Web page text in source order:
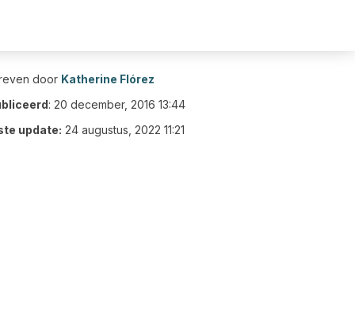
door Katherine Flórez
: 20 december, 2016 13:44
update: 24 augustus, 2022 11:21